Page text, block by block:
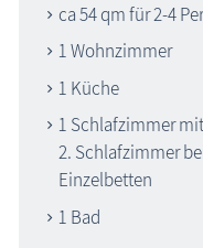
ca 54 qm für 2-4
1 Wohnzimmer
1 Küche
1 Schlafzimmer
2. Schlafzimmer
Einzelbetten
1 Bad